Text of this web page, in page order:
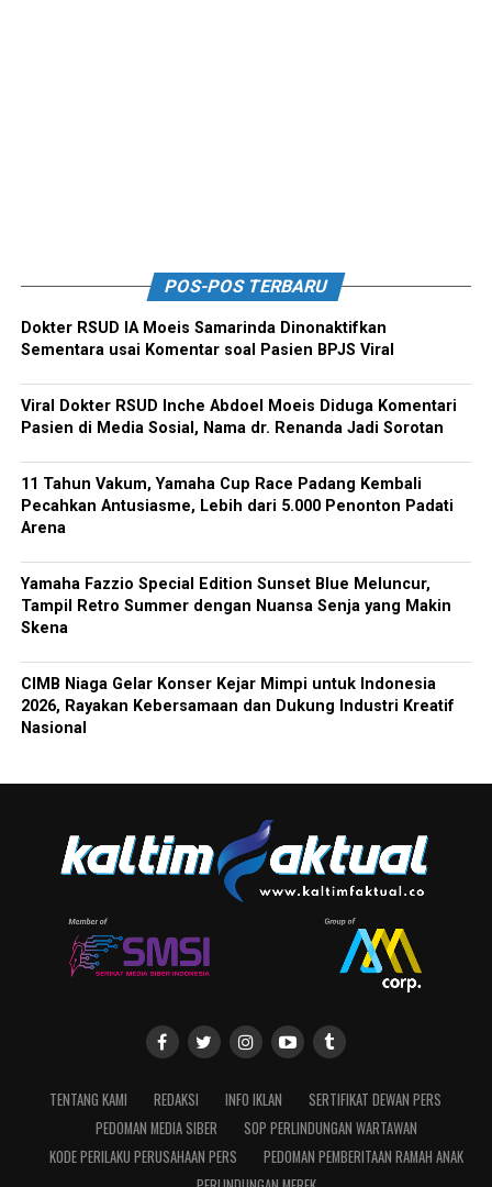
POS-POS TERBARU
Dokter RSUD IA Moeis Samarinda Dinonaktifkan
Sementara usai Komentar soal Pasien BPJS Viral
Viral Dokter RSUD Inche Abdoel Moeis Diduga Komentari
Pasien di Media Sosial, Nama dr. Renanda Jadi Sorotan
11 Tahun Vakum, Yamaha Cup Race Padang Kembali
Pecahkan Antusiasme, Lebih dari 5.000 Penonton Padati
Arena
Yamaha Fazzio Special Edition Sunset Blue Meluncur,
Tampil Retro Summer dengan Nuansa Senja yang Makin
Skena
CIMB Niaga Gelar Konser Kejar Mimpi untuk Indonesia
2026, Rayakan Kebersamaan dan Dukung Industri Kreatif
Nasional
TENTANG KAMI REDAKSI INFO IKLAN
SERTIFIKAT DEWAN PERS
PEDOMAN MEDIA SIBER
SOP PERLINDUNGAN WARTAWAN
KODE PERILAKU PERUSAHAAN PERS
PEDOMAN PEMBERITAAN RAMAH ANAK